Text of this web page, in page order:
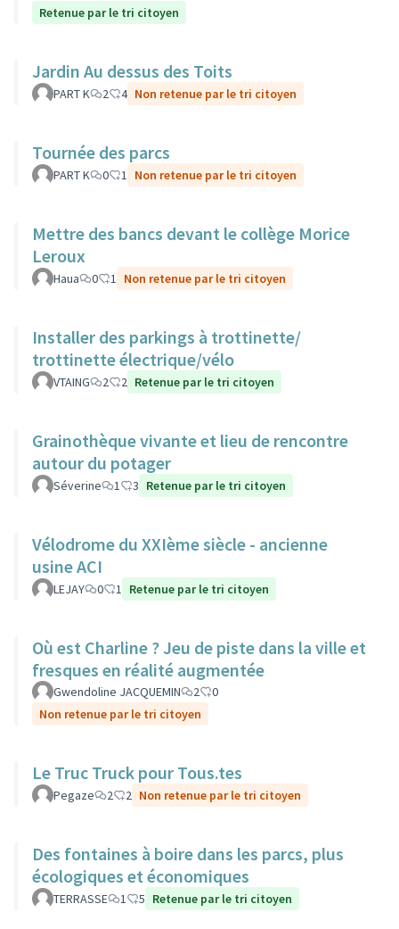
Retenue par le tri citoyen
Jardin Au dessus des Toits
PART K 2 4 Non retenue par le tri citoyen
Tournée des parcs
PART K 0 1 Non retenue par le tri citoyen
Mettre des bancs devant le collège Morice
Leroux
Haua 0 1 Non retenue par le tri citoyen
Installer des parkings à trottinette/
trottinette électrique/vélo
VTAING 2 2 Retenue par le tri citoyen
Grainothèque vivante et lieu de rencontre
autour du potager
Séverine 1 3 Retenue par le tri citoyen
Vélodrome du XXIème siècle - ancienne
usine ACI
LEJAY 0 1 Retenue par le tri citoyen
Où est Charline ? Jeu de piste dans la ville et
fresques en réalité augmentée
Gwendoline JACQUEMIN 2
0
Non retenue par le tri citoyen
Le Truc Truck pour Tous.tes
Pegaze 2 2 Non retenue par le tri citoyen
Des fontaines à boire dans les parcs, plus
écologiques et économiques
TERRASSE 1 5 Retenue par le tri citoyen